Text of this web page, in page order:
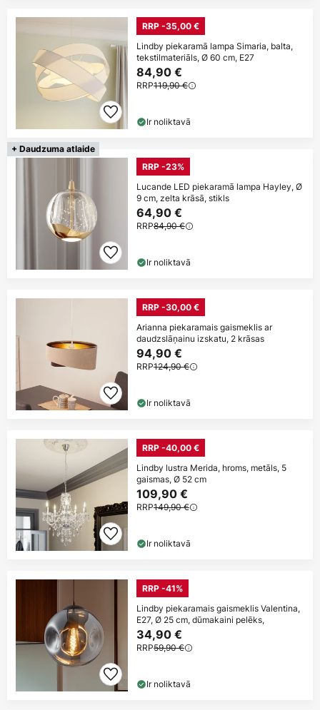
RRP -35,00 €
Lindby piekaramā lampa Simaria, balta,
tekstilmateriāls, Ø 60 cm, E27
84,90 €
RRP119,90 €
Ir noliktavā
+ Daudzuma atlaide
RRP -23%
Lucande LED piekaramā lampa Hayley, Ø
9 cm, zelta krāsā, stikls
64,90 €
RRP84,90 €
Ir noliktavā
RRP -30,00 €
Arianna piekaramais gaismeklis ar
daudzslāņainu izskatu, 2 krāsas
94,90 €
RRP124,90 €
Ir noliktavā
RRP -40,00 €
Lindby lustra Merida, hroms, metāls, 5
gaismas, Ø 52 cm
109,90 €
RRP149,90 €
Ir noliktavā
RRP -41%
Lindby piekaramais gaismeklis Valentina,
E27, Ø 25 cm, dūmakaini pelēks,
34,90 €
RRP59,90 €
Ir noliktavā